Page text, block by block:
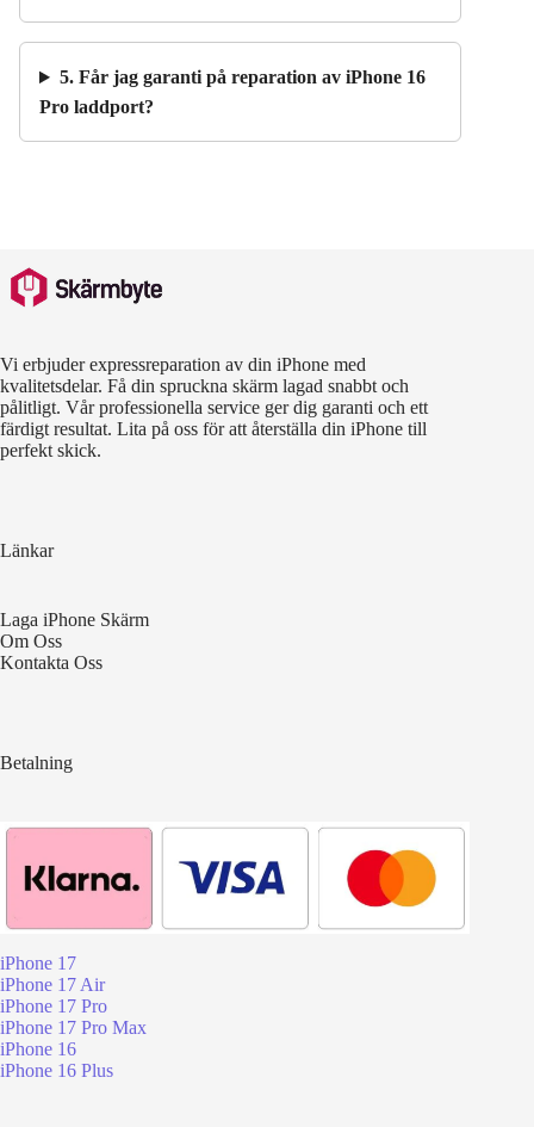
5. Får jag garanti på reparation av iPhone 16
Pro laddport?
Vi erbjuder expressreparation av din iPhone med
kvalitetsdelar. Få din spruckna skärm lagad snabbt och
pålitligt. Vår professionella service ger dig garanti och ett
färdigt resultat. Lita på oss för att återställa din iPhone till
perfekt skick.
Länkar
Laga iPhone Skärm
Om Oss
Kontakta Oss
Betalning
iPhone 17
iPhone 17 Air
iPhone 17 Pro
iPhone 17 Pro Max
iPhone 16
iPhone 16 Plus